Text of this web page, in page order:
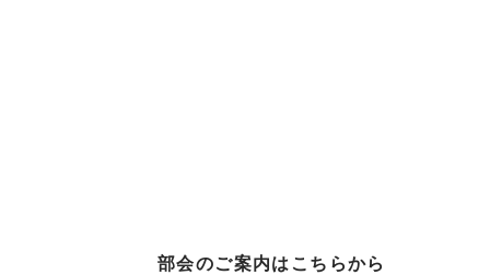
部会のご案内はこちらから